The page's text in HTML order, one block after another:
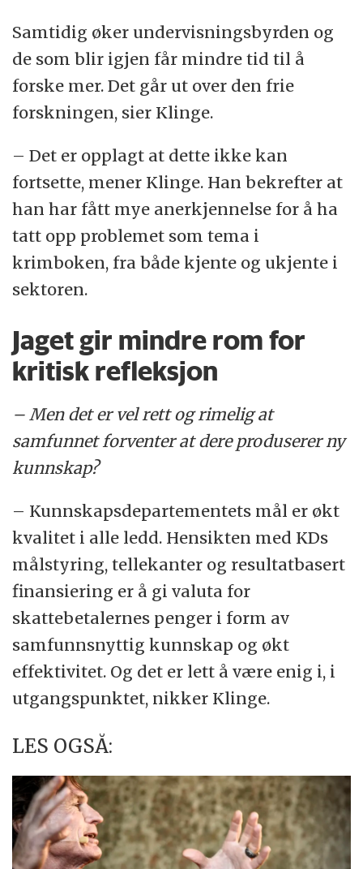
Samtidig øker undervisningsbyrden og
de som blir igjen får mindre tid til å
forske mer. Det går ut over den frie
forskningen, sier Klinge.
– Det er opplagt at dette ikke kan
fortsette, mener Klinge. Han bekrefter at
han har fått mye anerkjennelse for å ha
tatt opp problemet som tema i
krimboken, fra både kjente og ukjente i
sektoren.
Jaget gir mindre rom for
kritisk refleksjon
– Men det er vel rett og rimelig at
samfunnet forventer at dere produserer ny
kunnskap?
– Kunnskapsdepartementets mål er økt
kvalitet i alle ledd. Hensikten med KDs
målstyring, tellekanter og resultatbasert
finansiering er å gi valuta for
skattebetalernes penger i form av
samfunnsnyttig kunnskap og økt
effektivitet. Og det er lett å være enig i, i
utgangspunktet, nikker Klinge.
LES OGSÅ: